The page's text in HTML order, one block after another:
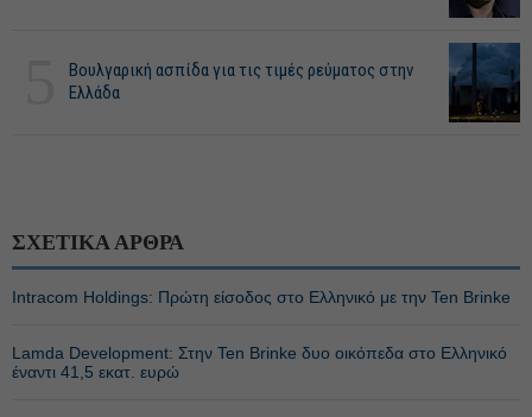
Βουλγαρική ασπίδα για τις τιμές ρεύματος στην
Ελλάδα
ΣΧΕΤΙΚΑ ΑΡΘΡΑ
Intracom Holdings: Πρώτη είσοδος στο Ελληνικό με την Ten Brinke
Lamda Development: Στην Ten Brinke δυο οικόπεδα στο Ελληνικό
έναντι 41,5 εκατ. ευρώ